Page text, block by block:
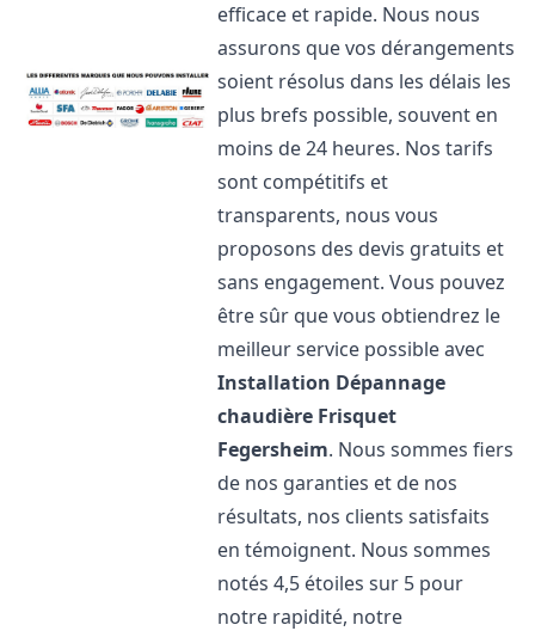
efficace et rapide. Nous nous
assurons que vos dérangements
soient résolus dans les délais les
plus brefs possible, souvent en
moins de 24 heures. Nos tarifs
sont compétitifs et
transparents, nous vous
proposons des devis gratuits et
sans engagement. Vous pouvez
être sûr que vous obtiendrez le
meilleur service possible avec
Installation Dépannage
chaudière Frisquet
Fegersheim. Nous sommes fiers
de nos garanties et de nos
résultats, nos clients satisfaits
en témoignent. Nous sommes
notés 4,5 étoiles sur 5 pour
notre rapidité, notre